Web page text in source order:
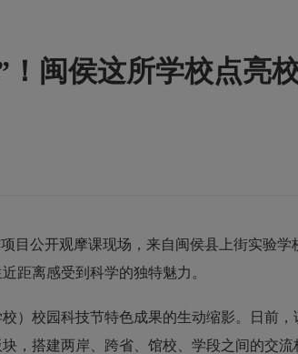
！闽侯这所学校点亮
目公开观摩课现场， 来自闽侯县上街实验学
距离感受到科学的独特魅力。
） 校园科技节特色成果的生动缩影。日前，
，搭建两岸、跨省、馆校、学段之间的交